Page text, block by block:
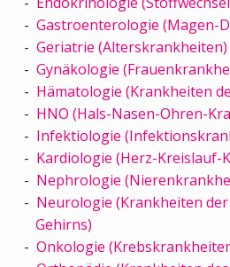
Gastroenterologie (Magen-
Geriatrie (Alterskrankheiten)
Gynäkologie
Hämatologie (Krankheiten
HNO (Hals-Nasen-Ohren-
Infektiologie
Kardiologie (Herz-Kreislauf-
Nephrologie
Neurologie (Krankheiten
Gehirns)
Onkologie